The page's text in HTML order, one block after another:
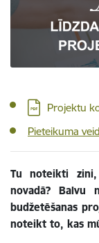
Lejupielādēt:
Projektu
Pieteikuma
Tu noteikti zini,
novadā? Balvu
budžetēšanas
noteikt to, kas